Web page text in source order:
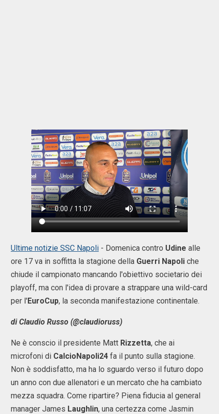
Ultime notizie SSC Napoli - Domenica contro Udine alle
ore 17 va in soffitta la stagione della Guerri Napoli che
chiude il campionato mancando l'obiettivo societario dei
playoff, ma con l'idea di provare a strappare una wild-card
per l'EuroCup, la seconda manifestazione continentale.
di Claudio Russo (@claudioruss)
Ne è conscio il presidente Matt Rizzetta, che ai
microfoni di CalcioNapoli24 fa il punto sulla stagione.
Non è soddisfatto, ma ha lo sguardo verso il futuro dopo
un anno con due allenatori e un mercato che ha cambiato
mezza squadra. Come ripartire? Piena fiducia al general
manager James Laughlin, una certezza come Jasmin